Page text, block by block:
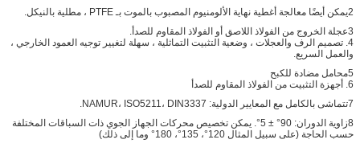
2يمكن أيضًا معالجة أغطية نهاية الألومنيوم المصبوب بالموت بـ PTFE ، مطلية بالنيكل.
3عجلة الخروج من الفولاذ اللاصق أو الفولاذ المقاوم للصدأ.
4. تصميم الرف والعجلات ، وضعية التثبيت التماثلية ، سهلة لتغيير توجيه العمود الخارجي ،
والعمل السريع.
5محامل مضادة للكبح
6. أجهزة التثبيت من الفولاذ المقاوم للصدأ
7تتماشى بالكامل مع المعايير الدولية: NAMUR، ISO5211، DIN3337.
8زاوية الدوران: 90° ± 5°. يمكن تخصيص محركات الجهاز الجوي ذات السباقات المختلفة
حسب الحاجة (على سبيل المثال 120°، 135°، 180° وما إلى ذلك)